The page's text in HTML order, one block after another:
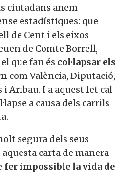
ciutadans anem
estadístiques: que
de Cent i els eixos
de Comte Borrell,
que fan és col·lapsar els
com València, Diputació,
i Aribau. I a aquest fet cal
a causa dels carrils
segura dels seus
carta de manera
fer impossible la vida de